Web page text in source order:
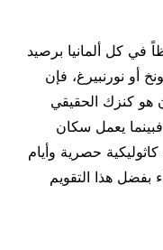
في كل ألمانيا برصيد
أو نورنبيرغ، فإن
هو كنزك الحقيقي
فبينما يعمل سكان
حصرية وأيام
بفضل هذا التقويم